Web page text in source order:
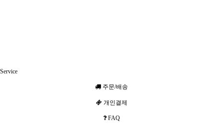
Service
주문/배송
개인결제
FAQ